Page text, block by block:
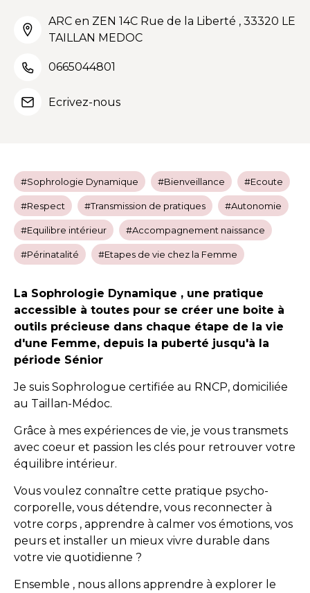
ARC en ZEN 14C Rue de la Liberté , 33320 LE
TAILLAN MEDOC
0665044801
Ecrivez-nous
#Sophrologie Dynamique #Bienveillance #Ecoute
#Respect #Transmission de pratiques #Autonomie
#Equilibre intérieur #Accompagnement naissance
#Périnatalité #Etapes de vie chez la Femme
La Sophrologie Dynamique , une pratique
accessible à toutes pour se créer une boite à
outils précieuse dans chaque étape de la vie
d'une Femme, depuis la puberté jusqu'à la
période Sénior
Je suis Sophrologue certifiée au RNCP, domiciliée
au Taillan-Médoc.
Grâce à mes expériences de vie, je vous transmets
avec coeur et passion les clés pour retrouver votre
équilibre intérieur.
Vous voulez connaître cette pratique psycho-
corporelle, vous détendre, vous reconnecter à
votre corps , apprendre à calmer vos émotions, vos
peurs et installer un mieux vivre durable dans
votre vie quotidienne ?
Ensemble , nous allons apprendre à explorer le